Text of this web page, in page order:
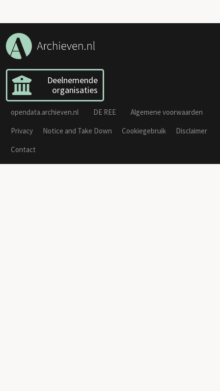
Deelnemende
organisaties
opendata.archieven.nl DE REE
Algemene voorwaarden
Privacy
Notice and Take Down Cookiegebruik
Disclaimer
Contact